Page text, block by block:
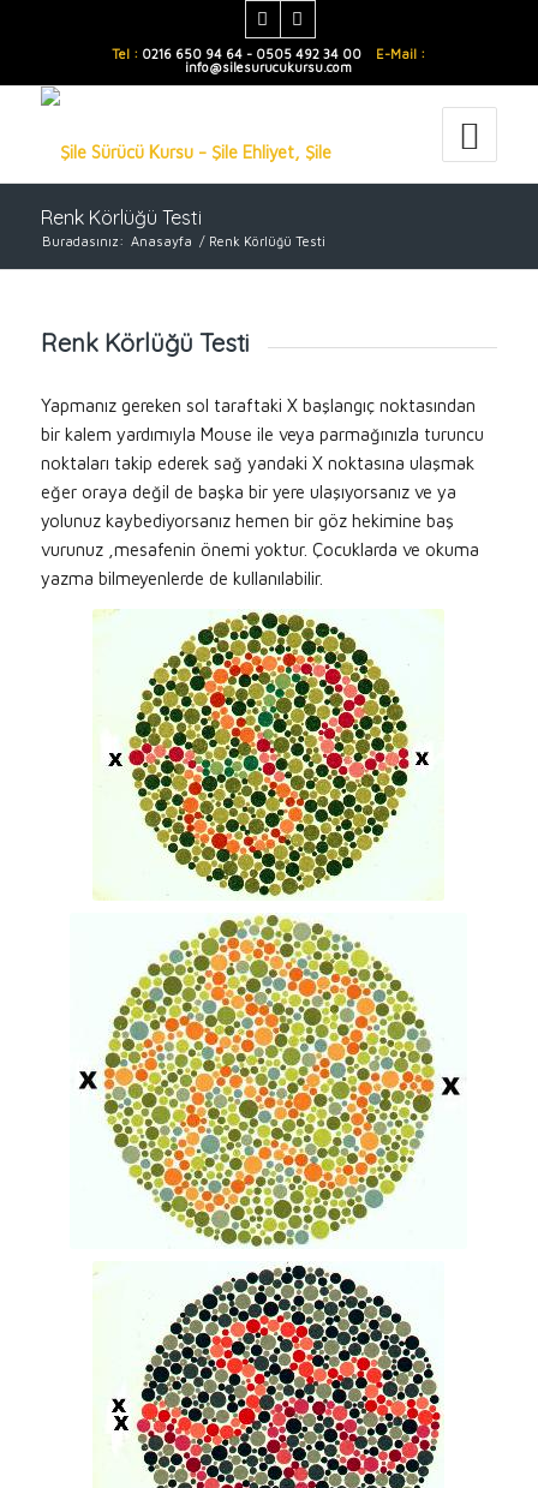
Tel : 0216 650 94 64 - 0505 492 34 00 E-Mail :
info@silesurucukursu.com
Renk Körlüğü Testi
Buradasınız: Anasayfa / Renk Körlüğü Testi
Renk Körlüğü Testi
Yapmanız gereken sol taraftaki X başlangıç noktasından
bir kalem yardımıyla Mouse ile veya parmağınızla turuncu
noktaları takip ederek sağ yandaki X noktasına ulaşmak
eğer oraya değil de başka bir yere ulaşıyorsanız ve ya
yolunuz kaybediyorsanız hemen bir göz hekimine baş
vurunuz ,mesafenin önemi yoktur. Çocuklarda ve okuma
yazma bilmeyenlerde de kullanılabilir.